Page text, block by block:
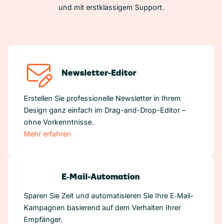
und mit erstklassigem Support.
Newsletter-Editor
Erstellen Sie professionelle Newsletter in Ihrem
Design ganz einfach im Drag-and-Drop-Editor –
ohne Vorkenntnisse.
Mehr erfahren
E‑Mail-Automation
Sparen Sie Zeit und automatisieren Sie Ihre E‑Mail-
Kampagnen basierend auf dem Verhalten Ihrer
Empfänger.